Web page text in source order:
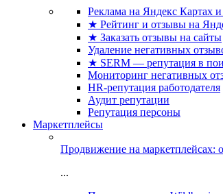
Реклама на Яндекс Картах и
★ Рейтинг и отзывы на
★ Заказать отзывы на сайты
Удаление негативных
★ SERM — репутация в
Мониторинг негативных
HR-репутация работодателя
Аудит репутации
Репутация персоны
Маркетплейсы
Продвижение на маркетплейсах:
...